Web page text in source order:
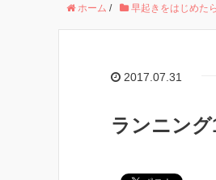
ホーム / 早起きをはじめたら
2017.07.31
ランニング